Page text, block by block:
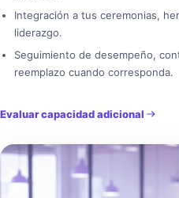
Integración a tus ceremonias,
liderazgo.
Seguimiento de desempeño,
reemplazo cuando corresponda.
Evaluar capacidad adicional